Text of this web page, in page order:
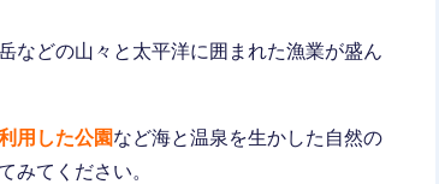
などの山々と太平洋に囲まれた漁業が盛ん
用した公園など海と温泉を生かした自然の
みてください。